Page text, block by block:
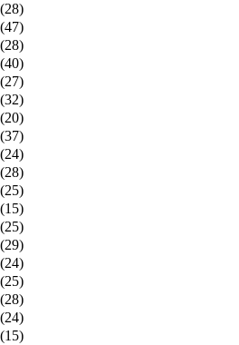
(28)
(47)
(28)
(40)
(27)
(32)
(20)
(37)
(24)
(28)
(25)
(15)
(25)
(29)
(24)
(25)
(28)
(24)
(15)